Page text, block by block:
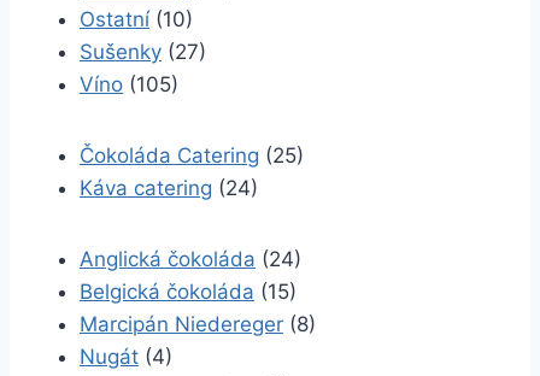
Ostatní (10)
Sušenky (27)
Víno (105)
Čokoláda Catering (25)
Káva catering (24)
Anglická čokoláda (24)
Belgická čokoláda (15)
Marcipán Niedereger (8)
Nugát (4)